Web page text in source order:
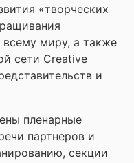
«творческих
миру, а также
сети Creative
и
пленарные
партнеров и
секции